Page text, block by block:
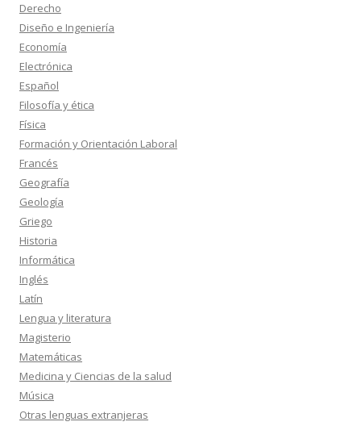
Derecho
Diseño e Ingeniería
Economía
Electrónica
Español
Filosofía y ética
Física
Formación y Orientación Laboral
Francés
Geografía
Geología
Griego
Historia
Informática
Inglés
Latín
Lengua y literatura
Magisterio
Matemáticas
Medicina y Ciencias de la salud
Música
Otras lenguas extranjeras